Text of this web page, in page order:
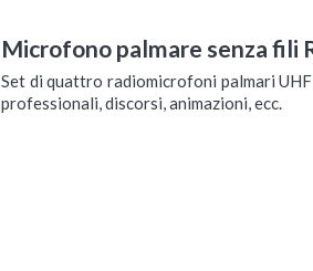
Microfono palmare senza fili
Set di quattro radiomicrofoni palmari
professionali, discorsi, animazioni, ecc.